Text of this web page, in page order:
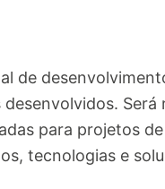
de
para projetos
tecnologias e